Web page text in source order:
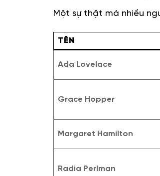
Một sự thật mà nhiều
TÊN
Ada Lovelace
Grace Hopper
Margaret Hamilton
Radia Perlman